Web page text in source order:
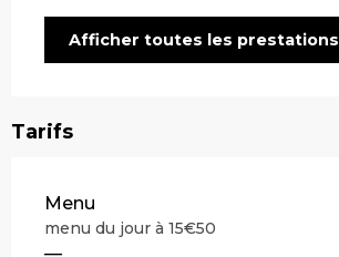
Afficher toutes les prestations
Tarifs
Tarifs 2026
Menu
menu du jour à 15€50